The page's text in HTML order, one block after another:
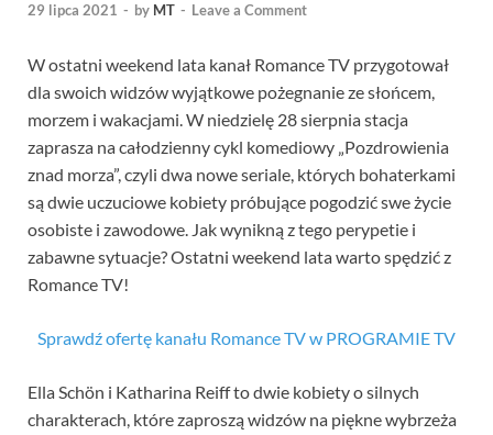
29 lipca 2021 - by MT - Leave a Comment
W ostatni weekend lata kanał Romance TV przygotował
dla swoich widzów wyjątkowe pożegnanie ze słońcem,
morzem i wakacjami. W niedzielę 28 sierpnia stacja
zaprasza na całodzienny cykl komediowy „Pozdrowienia
znad morza”, czyli dwa nowe seriale, których bohaterkami
są dwie uczuciowe kobiety próbujące pogodzić swe życie
osobiste i zawodowe. Jak wynikną z tego perypetie i
zabawne sytuacje? Ostatni weekend lata warto spędzić z
Romance TV!
Sprawdź ofertę kanału Romance TV w PROGRAMIE TV
Ella Schön i Katharina Reiff to dwie kobiety o silnych
charakterach, które zaproszą widzów na piękne wybrzeża